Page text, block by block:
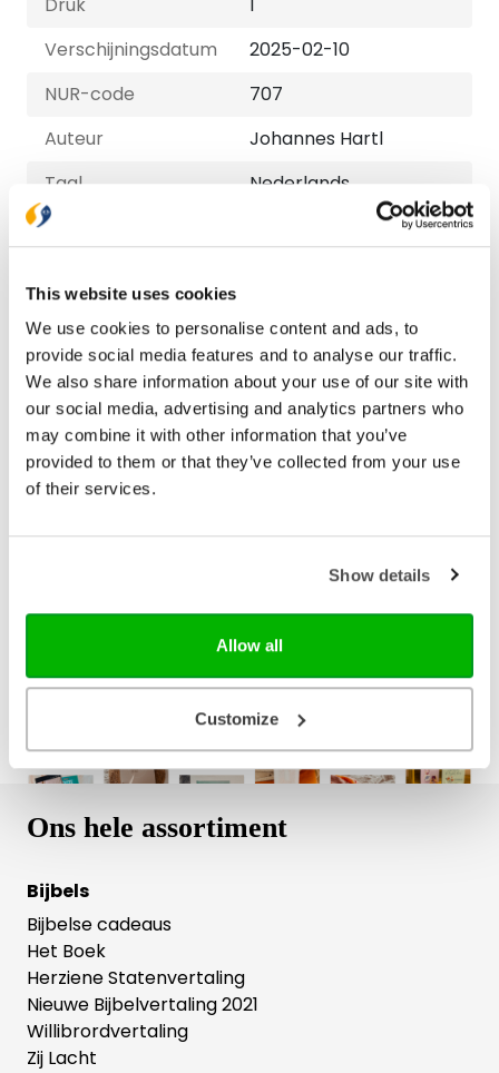
This website uses cookies
We use cookies to personalise content and ads, to
provide social media features and to analyse our traffic.
We also share information about your use of our site with
our social media, advertising and analytics partners who
may combine it with other information that you’ve
provided to them or that they’ve collected from your use
of their services.
Show details
Allow all
Customize
Verschijningsdatum
2025-02-10
NUR-code
707
Auteur
Johannes Hartl
Taal
Nederlands
Aantal pagina's
Paperback
€ 24,99
E-book
€ 14,99
Ons hele assortiment
Bijbels
Bijbelse cadeaus
Het Boek
Herziene Statenvertaling
Nieuwe Bijbelvertaling 2021
Willibrordvertaling
Zij Lacht